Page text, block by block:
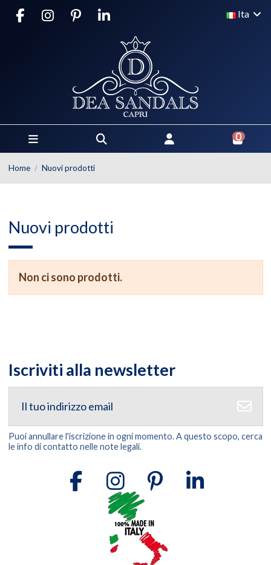
Ita
0
Home Nuovi prodotti
Nuovi prodotti
Non ci sono prodotti.
Iscriviti alla newsletter
Puoi annullare l'iscrizione in ogni momento. A questo scopo, cerca
le info di contatto nelle note legali.